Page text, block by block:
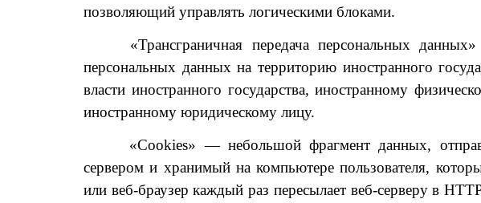
позволяющий управлять логическими блоками.
«Трансграничная передача персональных
персональных данных на территорию иностранного
власти иностранного государства, иностранному
иностранному юридическому лицу.
«Cookies» — небольшой фрагмент данных,
сервером и хранимый на компьютере пользователя,
или веб-браузер каждый раз пересылает веб-серверу в